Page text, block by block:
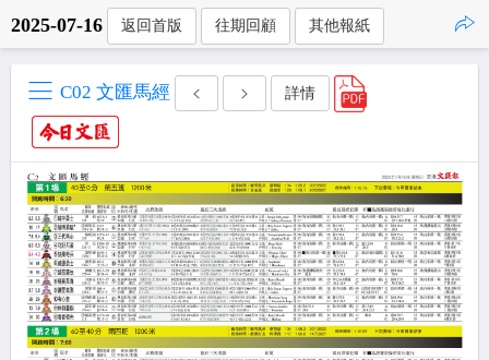
2025-07-16 返回首版 往期回顧 其他報紙
C02 文匯馬經 詳情
點擊複製